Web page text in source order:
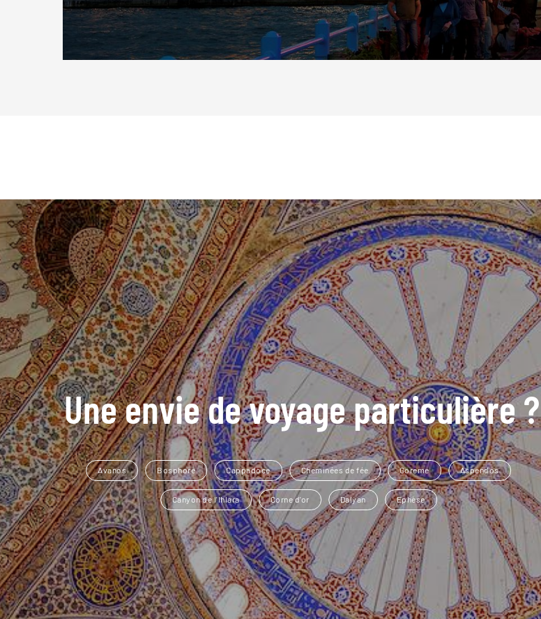
Une envie de voyage particulière ?
Avanos Bosphore Cappadoce Cheminées de fée Göreme Aspendos
Canyon de l'Ihlara Corne d'or Dalyan Ephèse